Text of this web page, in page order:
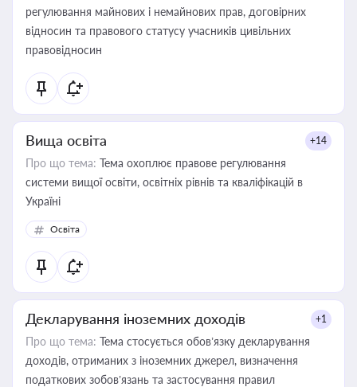
регулювання майнових і немайнових прав, договірних
відносин та правового статусу учасників цивільних
правовідносин
Вища освіта +14
Про що тема: Тема охоплює правове регулювання
системи вищої освіти, освітніх рівнів та кваліфікацій в
Україні
Освіта
Декларування іноземних доходів +1
Про що тема: Тема стосується обов’язку декларування
доходів, отриманих з іноземних джерел, визначення
податкових зобов’язань та застосування правил